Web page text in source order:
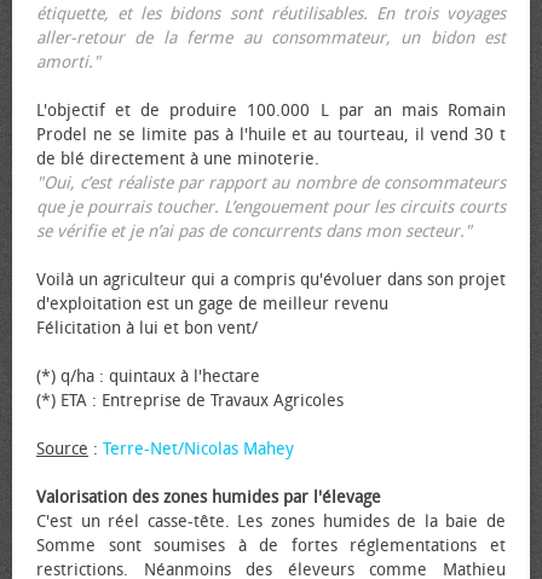
étiquette, et les bidons sont réutilisables. En trois voyages
aller-retour de la ferme au consommateur, un bidon est
amorti."
L'objectif et de produire 100.000 L par an mais Romain
Prodel ne se limite pas à l'huile et au tourteau, il vend 30 t
de blé directement à une minoterie.
"Oui, c’est réaliste par rapport au nombre de consommateurs
que je pourrais toucher. L’engouement pour les circuits courts
se vérifie et je n’ai pas de concurrents dans mon secteur."
Voilà un agriculteur qui a compris qu'évoluer dans son projet
d'exploitation est un gage de meilleur revenu
Félicitation à lui et bon vent/
(*) q/ha : quintaux à l'hectare
(*) ETA : Entreprise de Travaux Agricoles
Source : Terre-Net/Nicolas Mahey
Valorisation des zones humides par l'élevage
C'est un réel casse-tête. Les zones humides de la baie de
Somme sont soumises à de fortes réglementations et
restrictions. Néanmoins des éleveurs comme Mathieu